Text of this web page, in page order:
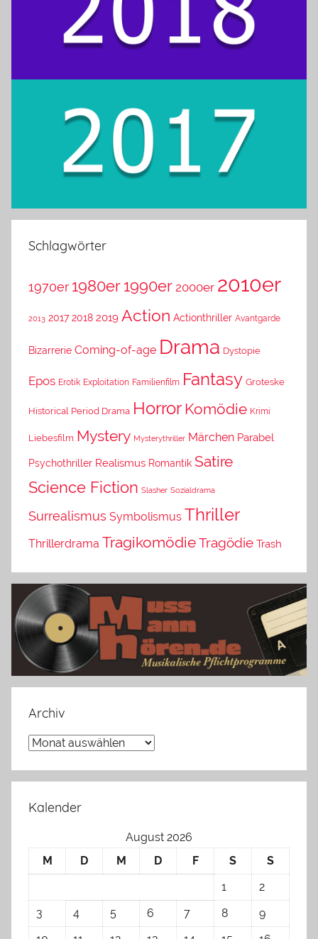
Schlagwörter
1970er 1980er 1990er 2000er 2010er
2013 2017 2018 2019 Action Actionthriller Avantgarde
Bizarrerie Coming-of-age Drama Dystopie
Epos Erotik Exploitation Familienfilm Fantasy Groteske
Historical Period Drama Horror Komödie Krimi
Liebesfilm Mystery Mysterythriller Märchen Parabel
Psychothriller Realismus Romantik Satire
Science Fiction Slasher Sozialdrama
Surrealismus Symbolismus Thriller
Thrillerdrama TragikomödieTragödie Trash
Archiv
Archiv
Kalender
August 2026
M
D M D F S
S
1
2
3
4 5 6 7 8
9